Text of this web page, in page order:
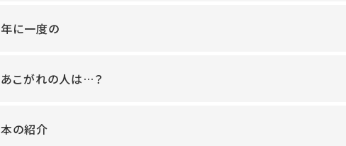
年に一度の
あこがれの人は…？
本の紹介